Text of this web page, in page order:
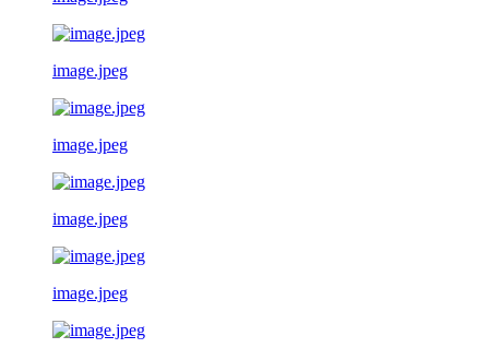
image.jpeg
image.jpeg
image.jpeg
image.jpeg